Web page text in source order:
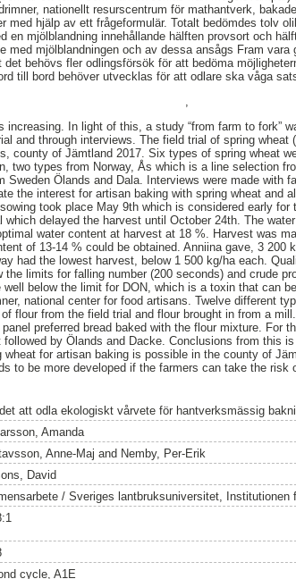
nationellt resurscentrum för mathantverk,
med hjälp av ett frågeformulär. Totalt bedömdes tolv
en mjölblandning innehållande hälften provsort och
med mjölblandningen och av dessa ansågs Fram
behövs fler odlingsförsök för att bedöma
till bord behöver utvecklas för att odlare ska våga
increasing. In light of this, a study “from farm to fork”
and through interviews. The field trial of spring
county of Jämtland 2017. Six types of spring wheat
two types from Norway, Ås which is a line selection
Sweden Ölands and Dala. Interviews were made with
the interest for artisan baking with spring wheat and
took place May 9th which is considered early
which delayed the harvest until October 24th. The
water content at harvest at 18 %. Harvest was
of 13-14 % could be obtained. Anniina gave, 3
had the lowest harvest, below 1 500 kg/ha each.
limits for falling number (200 seconds) and crude
below the limit for DON, which is a toxin that can
national center for food artisans. Twelve different
flour from the field trial and flour brought in from a
preferred bread baked with the flour mixture. For
by Ölands and Dacke. Conclusions from this
wheat for artisan baking is possible in the county of
to be more developed if the farmers can take the
att odla ekologiskt vårvete för hantverksmässig
Amanda
Anne-Maj and Nemby, Per-Erik
David
/ Sveriges lantbruksuniversitet, Institutionen
cycle, A1E